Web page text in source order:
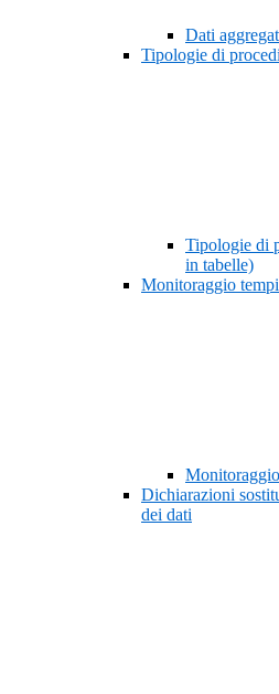
Dati
Tipologie di
Tipologie di
in tabelle)
Monitoraggio
Dichiarazioni
dei dati